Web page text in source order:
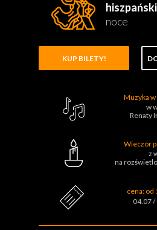
cena: od
Muzyka w
w
Renaty
Wieczór
z
na
KUP BILETY!
04.07 /
noce